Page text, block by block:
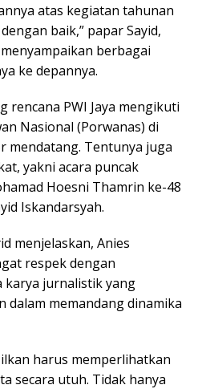
atas kegiatan tahunan
baik,” papar Sayid,
berbagai
ke depannya.
rencana PWI Jaya mengikuti
Nasional (Porwanas) di
mendatang. Tentunya juga
yakni acara puncak
Hoesni Thamrin ke-48
Iskandarsyah.
menjelaskan, Anies
respek dengan
karya jurnalistik yang
dalam memandang dinamika
harus memperlihatkan
secara utuh. Tidak hanya